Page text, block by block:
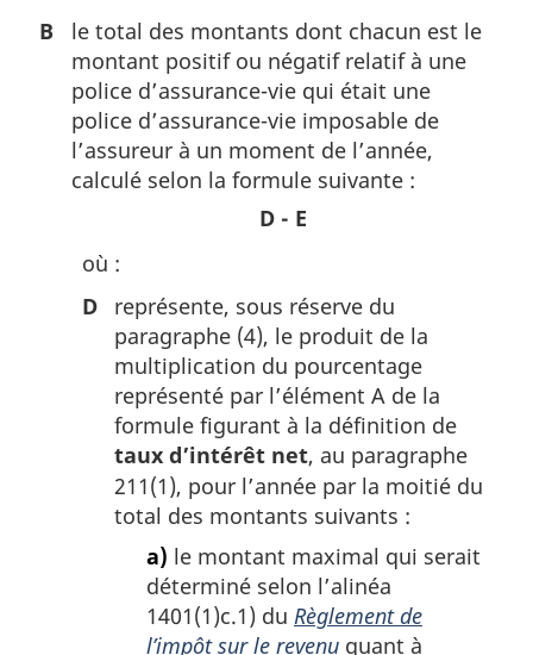
B
le total des montants dont chacun est le
montant positif ou négatif relatif à une
police d’assurance-vie qui était une
police d’assurance-vie imposable de
l’assureur à un moment de l’année,
calculé selon la formule suivante :
D - E
où :
D
représente, sous réserve du
paragraphe (4), le produit de la
multiplication du pourcentage
représenté par l’élément A de la
formule figurant à la définition de
taux d’intérêt net, au paragraphe
211(1), pour l’année par la moitié du
total des montants suivants :
a) le montant maximal qui serait
déterminé selon l’alinéa
1401(1)c.1) du Règlement de
l’impôt sur le revenu quant à